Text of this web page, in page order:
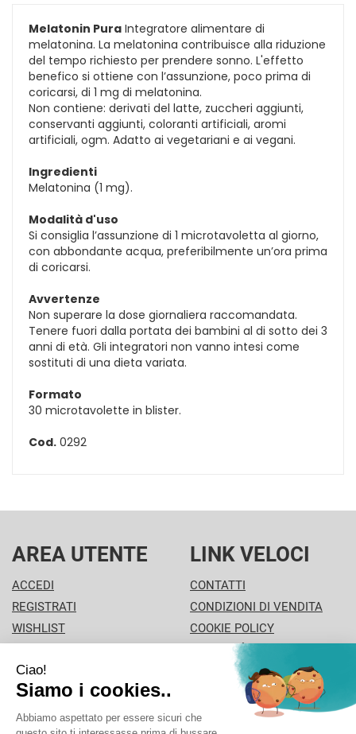
Melatonin Pura Integratore alimentare di
melatonina. La melatonina contribuisce alla riduzione
del tempo richiesto per prendere sonno. L'effetto
benefico si ottiene con l’assunzione, poco prima di
coricarsi, di 1 mg di melatonina.
Non contiene: derivati del latte, zuccheri aggiunti,
conservanti aggiunti, coloranti artificiali, aromi
artificiali, ogm. Adatto ai vegetariani e ai vegani.
Ingredienti
Melatonina (1 mg).
Modalità d'uso
Si consiglia l’assunzione di 1 microtavoletta al giorno,
con abbondante acqua, preferibilmente un’ora prima
di coricarsi.
Avvertenze
Non superare la dose giornaliera raccomandata.
Tenere fuori dalla portata dei bambini al di sotto dei 3
anni di età. Gli integratori non vanno intesi come
sostituti di una dieta variata.
Formato
30 microtavolette in blister.
Cod. 0292
AREA UTENTE
ACCEDI
REGISTRATI
WISHLIST
NEWSLETTER
LINK VELOCI
CONTATTI
CONDIZIONI DI VENDITA
COOKIE POLICY
MODALITÀ DI PAGAMENTO
INFORMATIVA PRIVACY